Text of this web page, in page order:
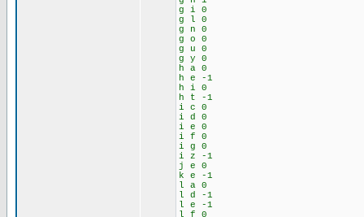
g i 0
g l 0
g n 0
g o 0
g u 0
g y 0
h a 0
h e -1
h i 0
h t -1
i c 0
i d 0
i e 0
i f 0
i g 0
i z -1
j e 0
k e -1
l a 0
l d -1
l e -1
l f 0